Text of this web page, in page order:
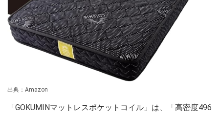
出典：Amazon
「GOKUMINマットレスポケットコイル」は、「高密度496